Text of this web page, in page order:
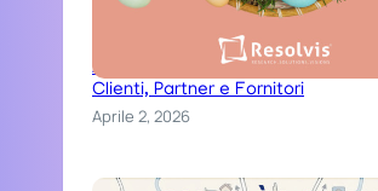
Auguri di una serena Pasqua ai
Clienti, Partner e Fornitori
Aprile 2, 2026